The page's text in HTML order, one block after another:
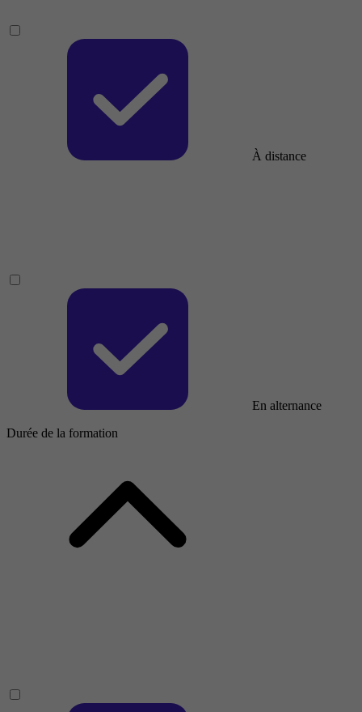
À distance
En alternance
Durée de la formation